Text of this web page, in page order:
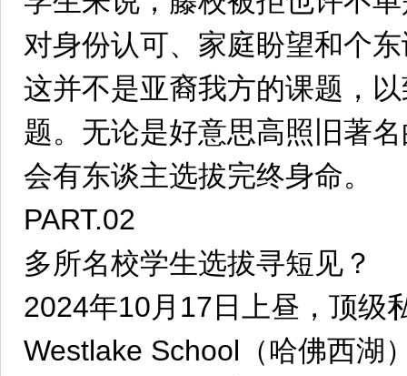
对身份认可、家庭盼望和个
这并不是亚裔我方的课题，
题。无论是好意思高照旧著
会有东谈主选拔完终身命。
PART.02
多所名校学生选拔寻短见？
2024年10月17日上昼，顶级
Westlake School（哈佛西湖